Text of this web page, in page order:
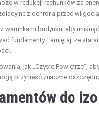
w redukcji rachunków za
z ochroną przed
budynku, aby
fundamenty. Pamiętaj, że
jak „Czyste Powietrze”,
przynieść znaczne
do